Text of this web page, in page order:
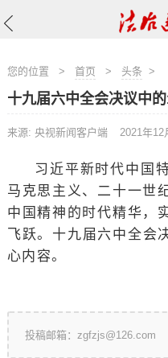
您的位置 > 首页 > 头条>
十九届六中全会决议中
来源: 央视新闻客户端 2021年12
习近平新时代中国
马克思主义、二十一世
中国精神的时代精华，
飞跃。十九届六中全会
心内容。
投稿邮箱：zgfzjs@126.com